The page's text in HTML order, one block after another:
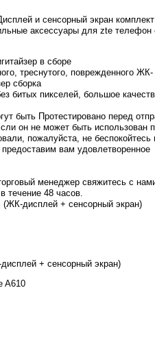
и сенсорный экран комплект
аксессуары для zte телефон
в сборе
треснутого, поврежденного ЖК-
сборка
битых пикселей, большое
быть Протестировано перед
он не может быть использован
пожалуйста, не беспокойтесь
вам удовлетворенное
менеджер свяжитесь с
48 часов.
дисплей + сенсорный экран)
+ сенсорный экран)
A610